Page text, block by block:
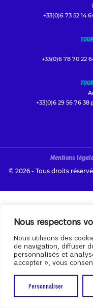
Nous respectons
Nous utilisons des
de navigation, diffuser
personnalisés et
accepter », vous
Personnaliser
+33(0)6 73 52 14
+33(0)6 78 70 22
+33(0)6 29 56 76 38
Mentions
© 2026 - Tous droits